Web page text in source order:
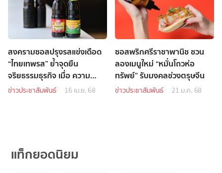
สงครามซอสปรุงรสแข่งเดือด
“ไทยเทพรส” ย้ำจุดยืน
จริยธรรมธุรกิจ เมื่อ ความ
คล้าย ของฉลากสินค้าสร้าง
ข่าวประชาสัมพันธ์ 16 เม.ย. 68
ซอสพริกศรีราชาพานิช ชวน
ลองเมนูใหม่ “หมั่นโถวห่อ
ทรัพย์” รับมงคลช่วงตรุษจีน
ข่าวประชาสัมพันธ์ 21 ม.ค. 68
แท็กยอดนิยม